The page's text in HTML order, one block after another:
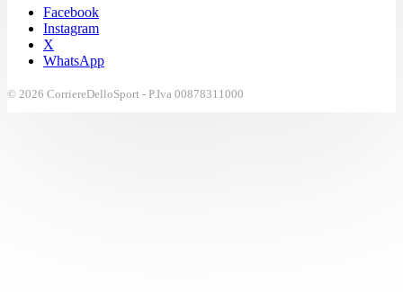
Facebook
Instagram
X
WhatsApp
© 2026 CorriereDelloSport - P.Iva 00878311000